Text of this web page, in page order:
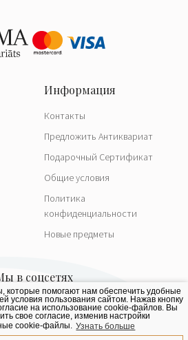
Контакты
Предложить Антиквариат
Подарочный Сертификат
Общие условия
Политика
конфиденциальности
Новые предметы
помогают нам обеспечить удобные
условия пользования сайтом. Нажав кнопку
на использование cookie-файлов. Вы
свое согласие, изменив настройки
cookie-файлы. Узнать больше